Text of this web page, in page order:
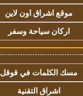
موقع اشراق اون لاين
اركان سياحة وسفر
مسك الكلمات في قوقل
اشراق التقنية